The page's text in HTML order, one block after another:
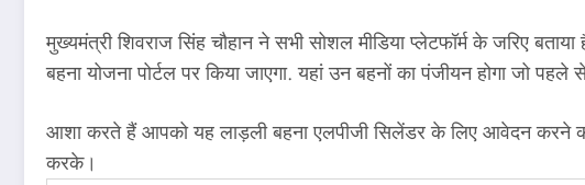
मुख्यमंत्री शिवराज सिंह चौहान ने सभी सोशल मीडिया प्लेटफॉर्म के जरिए
बहना योजना पोर्टल पर किया जाएगा. यहां उन बहनों का पंजीयन होगा जो
आशा करते हैं आपको यह लाड़ली बहना एलपीजी सिलेंडर के लिए आवेदन करने
करके।